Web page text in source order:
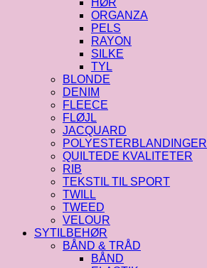
ORGANZA
PELS
RAYON
SILKE
TYL
BLONDE
DENIM
FLEECE
FLØJL
JACQUARD
POLYESTERBLANDINGER
QUILTEDE KVALITETER
RIB
TEKSTIL TIL SPORT
TWILL
TWEED
VELOUR
SYTILBEHØR
BÅND & TRÅD
BÅND